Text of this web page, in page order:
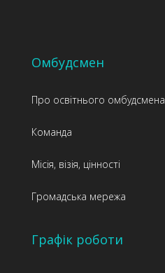
Омбудсмен
Про освітнього омбудсмена
Команда
Місія, візія, цінності
Громадська мережа
Графік роботи